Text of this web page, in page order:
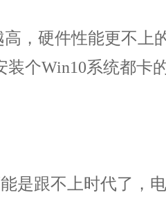
，硬件性能更不上
个Win10系统都卡
是跟不上时代了，